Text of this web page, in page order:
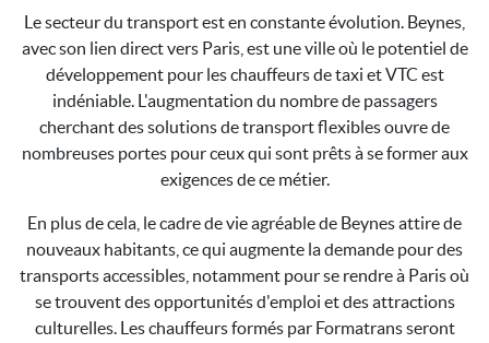
Le secteur du transport est en constante évolution. Beynes,
avec son lien direct vers Paris, est une ville où le potentiel de
développement pour les chauffeurs de taxi et VTC est
indéniable. L'augmentation du nombre de passagers
cherchant des solutions de transport flexibles ouvre de
nombreuses portes pour ceux qui sont prêts à se former aux
exigences de ce métier.
En plus de cela, le cadre de vie agréable de Beynes attire de
nouveaux habitants, ce qui augmente la demande pour des
transports accessibles, notamment pour se rendre à Paris où
se trouvent des opportunités d'emploi et des attractions
culturelles. Les chauffeurs formés par Formatrans seront